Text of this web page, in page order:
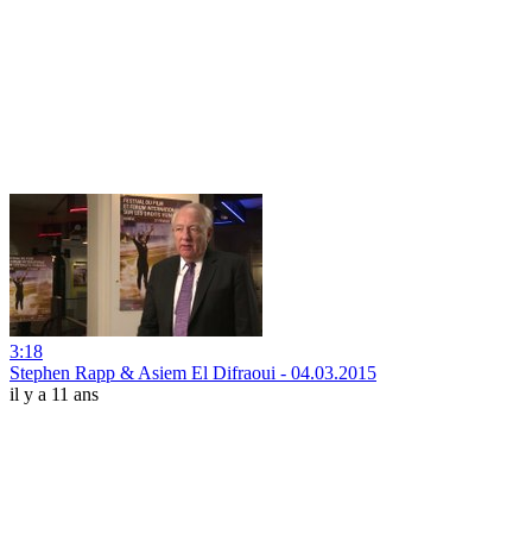
3:18
Stephen Rapp & Asiem El Difraoui - 04.03.2015
il y a 11 ans